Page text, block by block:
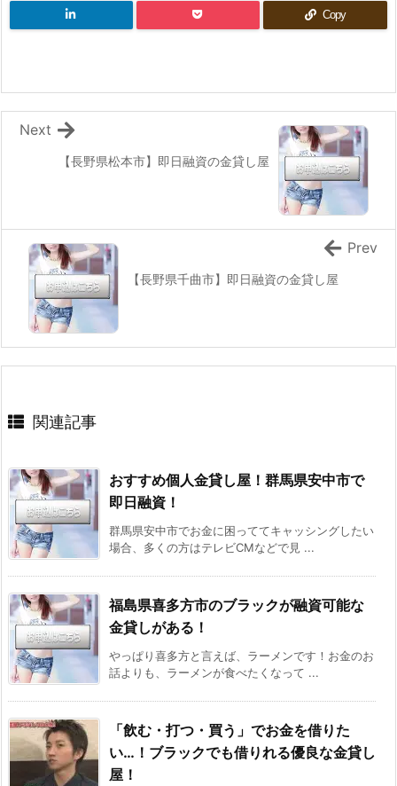
Copy
【長野県松本市】即日融資の金貸し屋
Next
【長野県千曲市】即日融資の金貸し屋
Prev
関連記事
おすすめ個人金貸し屋！群馬県安中市で
即日融資！
群馬県安中市でお金に困っててキャッシングしたい
場合、多くの方はテレビCMなどで見 ...
福島県喜多方市のブラックが融資可能な
金貸しがある！
やっぱり喜多方と言えば、ラーメンです！お金のお
話よりも、ラーメンが食べたくなって ...
「飲む・打つ・買う」でお金を借りた
い…！ブラックでも借りれる優良な金貸し
屋！